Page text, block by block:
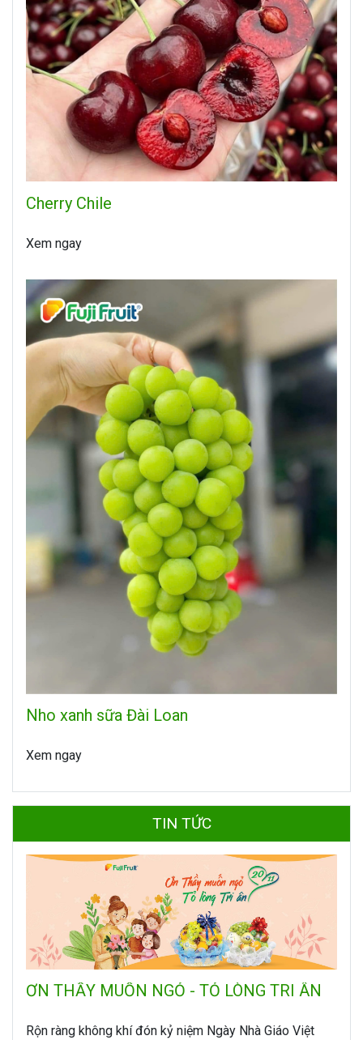
Cherry Chile
Xem ngay
Nho xanh sữa Đài Loan
Xem ngay
TIN TỨC
ƠN THẦY MUỐN NGỎ - TỎ LÒNG TRI ÂN
Rộn ràng không khí đón kỷ niệm Ngày Nhà Giáo Việt